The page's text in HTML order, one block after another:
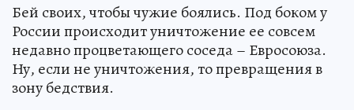
Бей своих, чтобы чужие боялись. Под боком у
России происходит уничтожение ее совсем
недавно процветающего соседа – Евросоюза.
Ну, если не уничтожения, то превращения в
зону бедствия.